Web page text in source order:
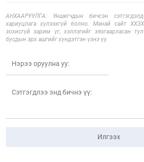
АНХААРУУЛГА: Уншигчдын бичсэн
хариуцлага хүлээхгүй болно. Манай сайт
зохисгүй зарим үг, хэллэгийг хязгаарласан
бусдын эрх ашгийг хүндэтгэн үзнэ үү.
Илгээх